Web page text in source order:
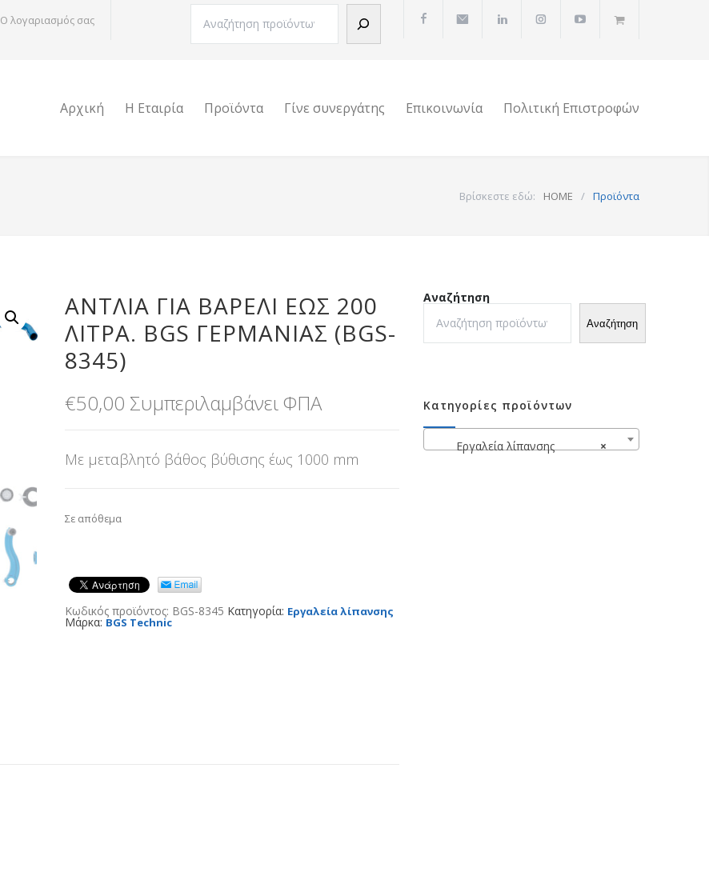
Ο λογαριασμός σας
Αναζήτηση
Αρχική Η Εταιρία Προϊόντα Γίνε συνεργάτης Επικοινωνία Πολιτική Επιστροφών
Βρίσκεστε εδώ: HOME / Προϊόντα
ΑΝΤΛΊΑ ΓΙΑ ΒΑΡΈΛΙ ΈΩΣ 200
ΛΊΤΡΑ. BGS ΓΕΡΜΑΝΊΑΣ (BGS-
8345)
€50,00 Συμπεριλαμβάνει ΦΠΑ
Με μεταβλητό βάθος βύθισης έως 1000 mm
Σε απόθεμα
Κωδικός προϊόντος: BGS-8345 Κατηγορία: Εργαλεία λίπανσης
Μάρκα: BGS Technic
Αναζήτηση
Αναζήτηση
Κατηγορίες προϊόντων
×
Εργαλεία λίπανσης